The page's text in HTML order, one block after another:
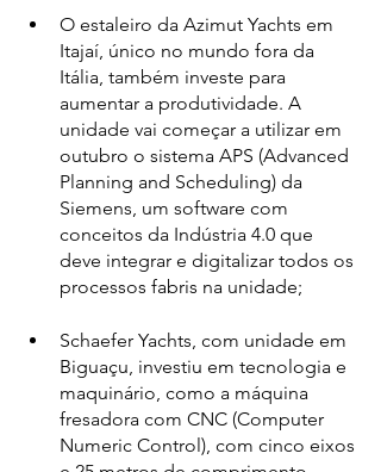
O estaleiro da Azimut Yachts em
Itajaí, único no mundo fora da
Itália, também investe para
aumentar a produtividade. A
unidade vai começar a utilizar em
outubro o sistema APS (Advanced
Planning and Scheduling) da
Siemens, um software com
conceitos da Indústria 4.0 que
deve integrar e digitalizar todos os
processos fabris na unidade;
Schaefer Yachts, com unidade em
Biguaçu, investiu em tecnologia e
maquinário, como a máquina
fresadora com CNC (Computer
Numeric Control), com cinco eixos